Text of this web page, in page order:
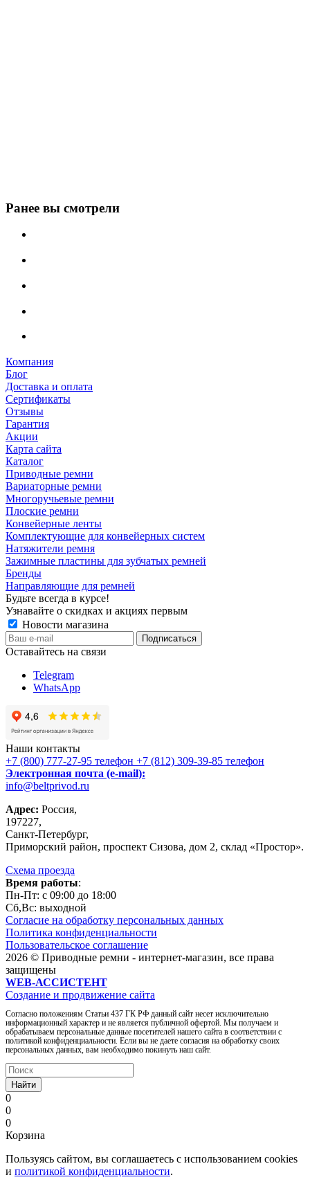
Ранее вы смотрели
Компания
Блог
Доставка и оплата
Сертификаты
Отзывы
Гарантия
Акции
Карта сайта
Каталог
Приводные ремни
Вариаторные ремни
Многоручьевые ремни
Плоские ремни
Конвейерные ленты
Комплектующие для конвейерных систем
Натяжители ремня
Зажимные пластины для зубчатых ремней
Бренды
Направляющие для ремней
Будьте всегда в курсе!
Узнавайте о скидках и акциях первым
Новости магазина
Оставайтесь на связи
Telegram
WhatsApp
Наши контакты
+7 (800) 777-27-95 телефон +7 (812) 309-39-85 телефон
Электронная почта (e-mail):
info@beltprivod.ru
Адрес: Россия,
197227,
Санкт-Петербург,
Приморский район, проспект Сизова, дом 2, склад «Простор».
Схема проезда
Время работы:
Пн-Пт: c 09:00 до 18:00
Сб,Вc: выходной
Согласие на обработку персональных данных
Политика конфиденциальности
Пользовательское соглашение
2026 © Приводные ремни - интернет-магазин, все права
защищены
WEB-АССИСТЕНТ
Создание и продвижение сайта
Согласно положениям Статьи 437 ГК РФ данный сайт несет исключительно
информационный характер и не является публичной офертой. Мы получаем и
обрабатываем персональные данные посетителей нашего сайта в соответствии с
политикой конфиденциальности. Если вы не даете согласия на обработку своих
персональных данных, вам необходимо покинуть наш сайт.
Найти
0
0
0
Корзина
Пользуясь сайтом, вы соглашаетесь с использованием cookies
и политикой конфиденциальности.